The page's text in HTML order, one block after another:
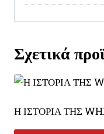
Σχετικά
Η ΙΣΤΟΡΙΑ ΤΗΣ